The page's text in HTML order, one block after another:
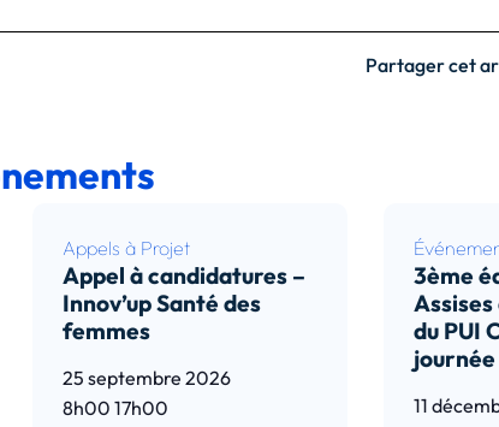
Partager cet
Appels à Projet
Appel à candidatures –
Innov’up Santé des
femmes
25 septembre 2026
8h00 17h00
3ème
du PUI
journée
11